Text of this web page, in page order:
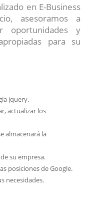
en E-Business
asesoramos a
oportunidades y
para su
jquery.
actualizar los
almacenará la
su empresa.
posiciones de Google.
necesidades.